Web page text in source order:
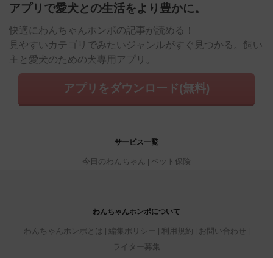
アプリで愛犬との生活をより豊かに。
快適にわんちゃんホンポの記事が読める！
見やすいカテゴリでみたいジャンルがすぐ見つかる。飼い
主と愛犬のための犬専用アプリ。
アプリをダウンロード(無料)
サービス一覧
今日のわんちゃん ペット保険
わんちゃんホンポについて
わんちゃんホンポとは 編集ポリシー 利用規約
お問い合わせ
ライター募集